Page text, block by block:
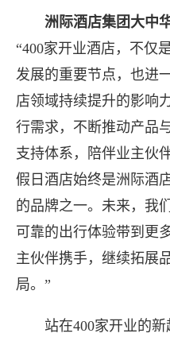
洲 际酒店集团大中
“400家开业酒店，不仅
发展的重要节点，也进
店领域持续提升的影响
行需求，不断推动产品
支持体系，陪伴业主伙
假日酒店始终是洲际酒
的品牌之一。未来，我
可靠的出行体验带到更
主伙伴携手，继续拓展
局。”
站在400家开业的